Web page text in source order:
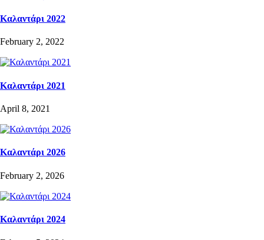
Καλαντάρι 2022
February 2, 2022
Καλαντάρι 2021
April 8, 2021
Καλαντάρι 2026
February 2, 2026
Καλαντάρι 2024